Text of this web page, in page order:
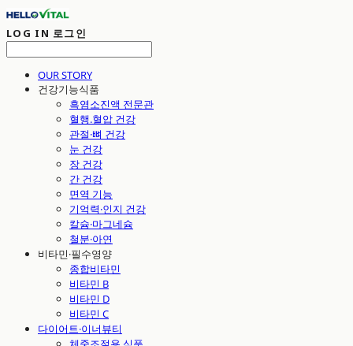
LOG IN 로그인
OUR STORY
건강기능식품
흑염소진액 전문관
혈행.혈압 건강
관절·뼈 건강
눈 건강
장 건강
간 건강
면역 기능
기억력·인지 건강
칼슘·마그네슘
철분·아연
비타민·필수영양
종합비타민
비타민 B
비타민 D
비타민 C
다이어트·이너뷰티